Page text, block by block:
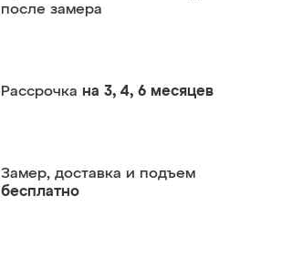
после замера
Рассрочка на 3, 4, 6 месяцев
Замер, доставка и подъем
бесплатно